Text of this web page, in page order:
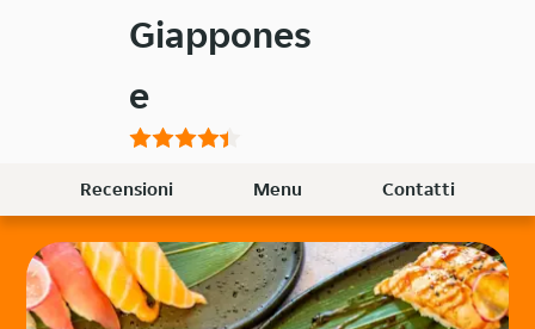
Giappones
e
Recensioni Menu Contatti